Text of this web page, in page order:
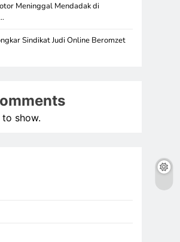
Meninggal Mendadak di
Sindikat Judi Online Beromzet
show.